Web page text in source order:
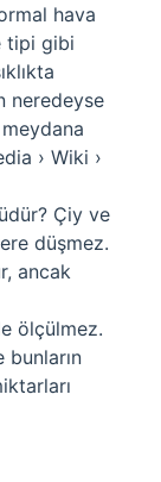
hava
tipi gibi
neredeyse
› Wiki ›
Çiy ve
düşmez.
ancak
ölçülmez.